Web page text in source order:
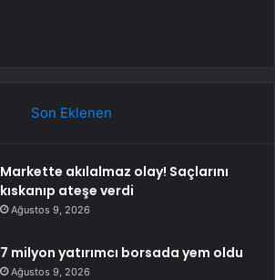
Son Eklenen
Markette akılalmaz olay! Saçlarını
kıskanıp ateşe verdi
Ağustos 9, 2026
7 milyon yatırımcı borsada yem oldu
Ağustos 9, 2026